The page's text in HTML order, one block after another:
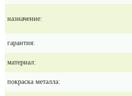
назначение:
гарантия:
материал:
покраска металла: